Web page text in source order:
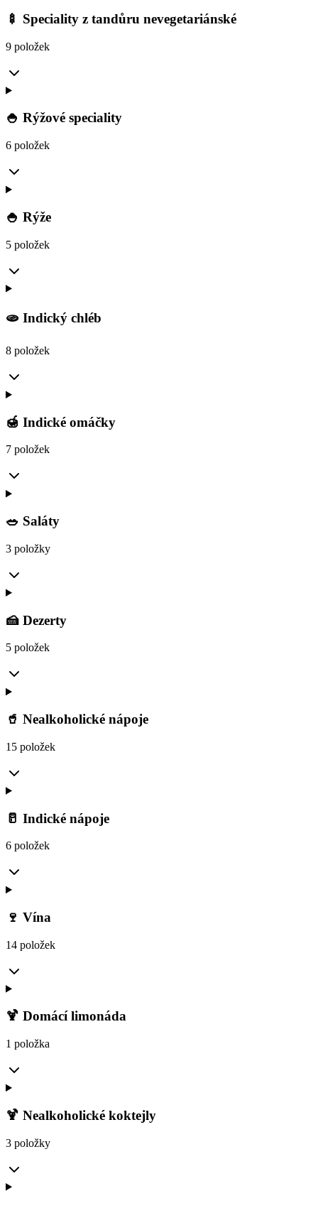
🍢 Speciality z tandůru nevegetariánské
9 položek
🍚 Rýžové speciality
6 položek
🍚 Rýže
5 položek
🫓 Indický chléb
8 položek
🍯 Indické omáčky
7 položek
🥗 Saláty
3 položky
🍰 Dezerty
5 položek
🥤 Nealkoholické nápoje
15 položek
🥛 Indické nápoje
6 položek
🍷 Vína
14 položek
🍹 Domácí limonáda
1 položka
🍹 Nealkoholické koktejly
3 položky